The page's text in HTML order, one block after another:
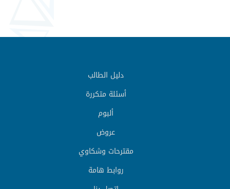
دليل الطالب
أسئلة متكررة
ألبوم
عروض
مقترحات وشكاوي
روابط هامة